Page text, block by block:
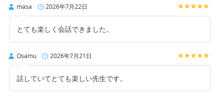
masa 2026年7月22日
とても楽しく会話できました。
Osamu 2026年7月21日
話していてとても楽しい先生です。